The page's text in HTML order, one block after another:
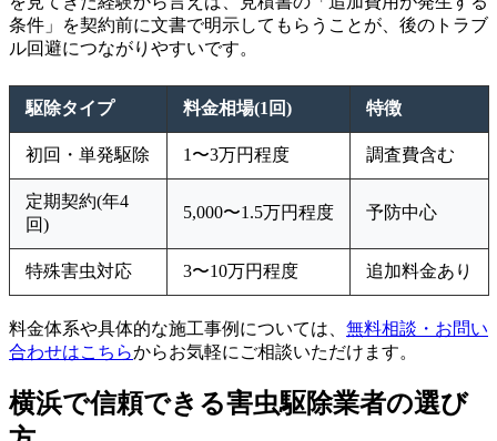
条件」を契約前に文書で明示してもらうことが、後のトラブ
ル回避につながりやすいです。
駆除タイプ 料金相場(1回) 特徴
初回・単発駆除 1〜3万円程度 調査費含む
定期契約(年4
回)
5,000〜1.5万円程度 予防中心
特殊害虫対応 3〜10万円程度 追加料金あり
料金体系や具体的な施工事例については、 無料相談・お問い
合わせはこちらからお気軽にご相談いただけます。
横浜で信頼できる害虫駆除業者の選び